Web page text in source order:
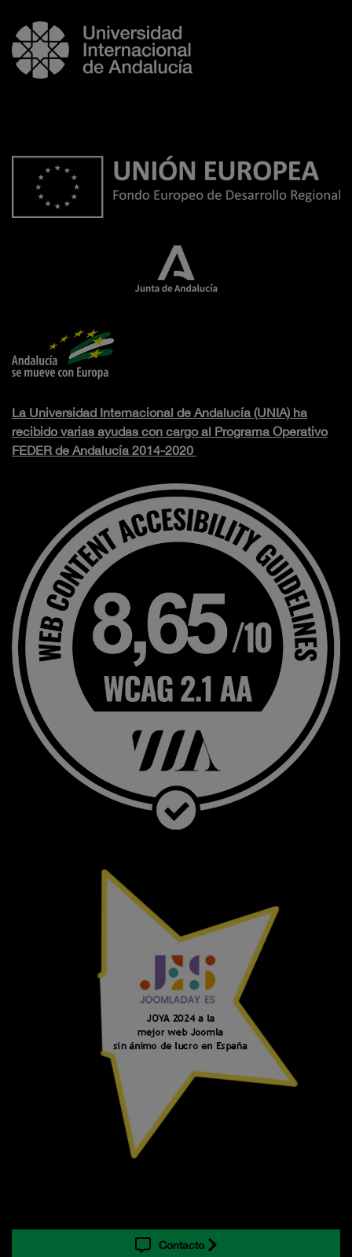
La Universidad Internacional de Andalucía (UNIA) ha
recibido varias ayudas con cargo al Programa Operativo
FEDER de Andalucía 2014-2020
Contacto